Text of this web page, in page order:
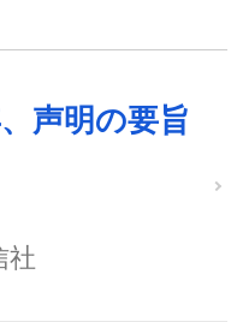
声明の要旨
社